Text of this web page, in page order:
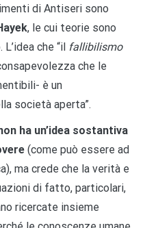
di Antiseri sono
, le cui teorie sono
che “il fallibilismo
che le
è un
società aperta”.
ha un’idea sostantiva
(come può essere ad
ma crede che la verità e
di fatto, particolari,
ricercate insieme